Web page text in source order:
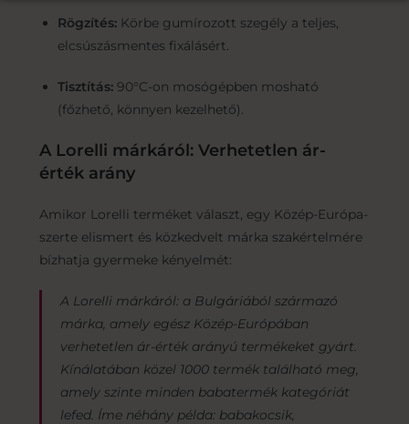
Rögzítés:Körbe gumírozott szegély a teljes,
elcsúszásmentes fixálásért.
Tisztítás:90°C-on mosógépben mosható
(főzhető, könnyen kezelhető).
A Lorelli márkáról: Verhetetlen ár-
érték arány
Amikor Lorelli terméket választ, egy Közép-Európa-
szerte elismert és közkedvelt márka szakértelmére
bízhatja gyermeke kényelmét:
A Lorelli márkáról: a Bulgáriából származó
márka, amely egész Közép-Európában
verhetetlen ár-érték arányú termékeket gyárt.
Kínálatában közel 1000 termék található meg,
amely szinte minden babatermék kategóriát
lefed. Íme néhány példa: babakocsik,